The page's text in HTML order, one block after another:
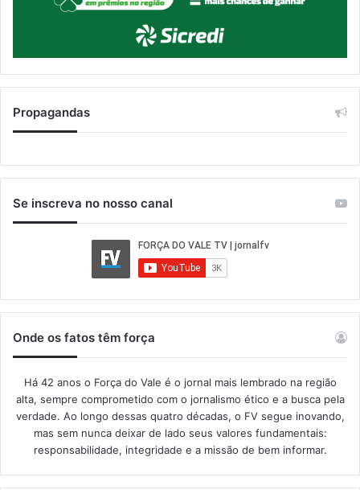
Propagandas
Se inscreva no nosso canal
Onde os fatos têm força
Há 42 anos o Força do Vale é o jornal mais lembrado na região
alta, sempre comprometido com o jornalismo ético e a busca pela
verdade. Ao longo dessas quatro décadas, o FV segue inovando,
mas sem nunca deixar de lado seus valores fundamentais:
responsabilidade, integridade e a missão de bem informar.​